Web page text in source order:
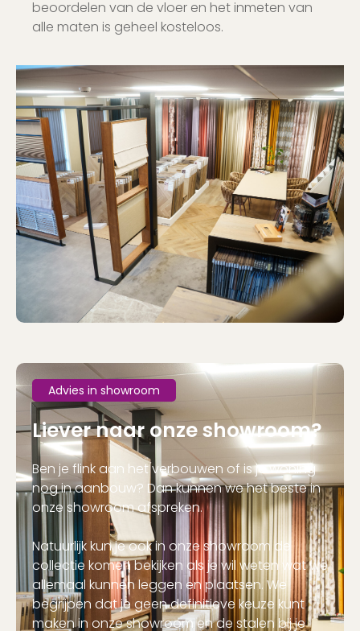
beoordelen van de vloer en het inmeten van
alle maten is geheel kosteloos.
Advies in showroom
Liever naar onze showroom?
Ben je flink aan het verbouwen of is je woning
nog in aanbouw? Dan kunnen we het beste in
onze showroom afspreken.
Natuurlijk kun je ook in onze showroom de
collectie komen bekijken als je wil weten wat we
allemaal kunnen leggen en plaatsen. We
begrijpen dat je geen definitieve keuze kunt
maken in onze showroom en de stalen bij je